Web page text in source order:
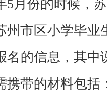
5月份的时候，
州市区小学毕业
名的信息，其
携带的材料包括